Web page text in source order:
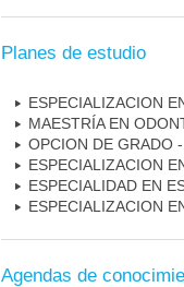
Planes de estudio
ESPECIALIZACION
MAESTRÍA EN
OPCION DE GRADO
ESPECIALIZACION
ESPECIALIDAD EN
ESPECIALIZACION
Agendas de